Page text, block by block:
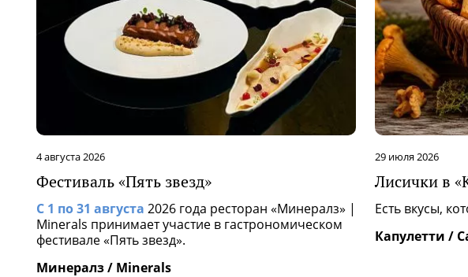
4 августа 2026
Фестиваль «Пять звезд»
С 1 по 31 августа2026 года ресторан «Минералз» |
Minerals принимает участие в гастрономическом
фестивале «Пять звезд».
Минералз / Minerals
29 июля 2026
Лисички в
Есть вкусы,
Капулетти /